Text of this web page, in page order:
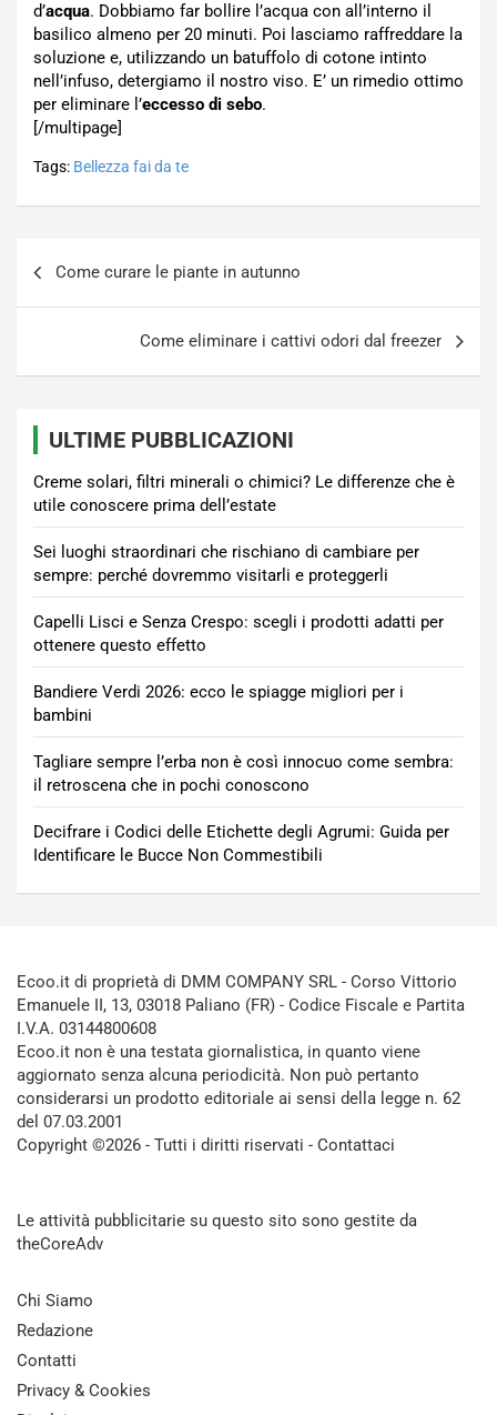
d’acqua. Dobbiamo far bollire l’acqua con all’interno il
basilico almeno per 20 minuti. Poi lasciamo raffreddare la
soluzione e, utilizzando un batuffolo di cotone intinto
nell’infuso, detergiamo il nostro viso. E’ un rimedio ottimo
per eliminare l’eccesso di sebo.
[/multipage]
Tags: Bellezza fai da te
Come curare le piante in autunno
Come eliminare i cattivi odori dal freezer
ULTIME PUBBLICAZIONI
Creme solari, filtri minerali o chimici? Le differenze che è
utile conoscere prima dell’estate
Sei luoghi straordinari che rischiano di cambiare per
sempre: perché dovremmo visitarli e proteggerli
Capelli Lisci e Senza Crespo: scegli i prodotti adatti per
ottenere questo effetto
Bandiere Verdi 2026: ecco le spiagge migliori per i
bambini
Tagliare sempre l’erba non è così innocuo come sembra:
il retroscena che in pochi conoscono
Decifrare i Codici delle Etichette degli Agrumi: Guida per
Identificare le Bucce Non Commestibili
Ecoo.it di proprietà di DMM COMPANY SRL - Corso Vittorio
Emanuele II, 13, 03018 Paliano (FR) - Codice Fiscale e Partita
I.V.A. 03144800608
Ecoo.it non è una testata giornalistica, in quanto viene
aggiornato senza alcuna periodicità. Non può pertanto
considerarsi un prodotto editoriale ai sensi della legge n. 62
del 07.03.2001
Copyright ©2026 - Tutti i diritti riservati - Contattaci
Le attività pubblicitarie su questo sito sono gestite da
theCoreAdv
Chi Siamo
Redazione
Contatti
Privacy & Cookies